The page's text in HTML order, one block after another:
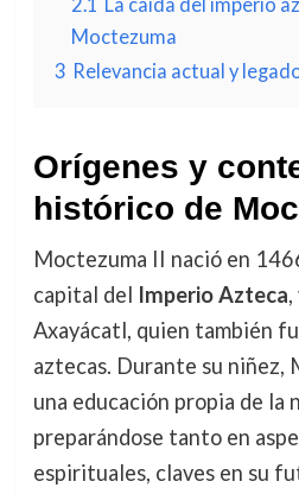
Moctezuma
3 Relevancia actual y
Orígenes y
histórico de
Moctezuma II nació en
capital del Imperio Azteca
Axayácatl, quien también
aztecas. Durante su niñez,
una educación propia de la
preparándose tanto en
espirituales, claves en su